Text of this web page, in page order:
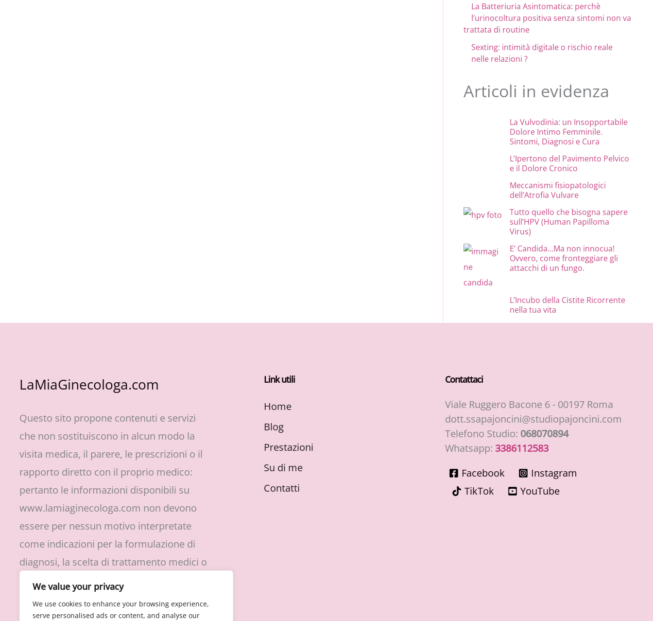
We value your privacy
We use cookies to enhance your browsing experience,
serve personalised ads or content, and analyse our
La Batteriuria Asintomatica: perchè
l’urinocoltura positiva senza sintomi non va
trattata di routine
Sexting: intimità digitale o rischio reale
nelle relazioni ?
Articoli in evidenza
La Vulvodinia: un Insopportabile
Dolore Intimo Femminile.
Sintomi, Diagnosi e Cura
L’Ipertono del Pavimento Pelvico
e il Dolore Cronico
Meccanismi fisiopatologici
dell’Atrofia Vulvare
Tutto quello che bisogna sapere
sull’HPV (Human Papilloma
Virus)
E’ Candida…Ma non innocua!
Ovvero, come fronteggiare gli
attacchi di un fungo.
L’Incubo della Cistite Ricorrente
nella tua vita
LaMiaGinecologa.com
Questo sito propone contenuti e servizi
che non sostituiscono in alcun modo la
visita medica, il parere, le prescrizioni o il
rapporto diretto con il proprio medico:
pertanto le informazioni disponibili su
www.lamiaginecologa.com non devono
essere per nessun motivo interpretate
come indicazioni per la formulazione di
diagnosi, la scelta di trattamento medici o
protocolli di cura, l’assunzione o
sospensione di farmaci prescritti.
Link utili
Home
Blog
Prestazioni
Su di me
Contatti
Contattaci
Viale Ruggero Bacone 6 - 00197 Roma
dott.ssapajoncini@studiopajoncini.com
Telefono Studio: 068070894
Whatsapp: 3386112583
Facebook
Instagram
TikTok
YouTube